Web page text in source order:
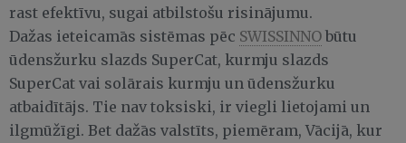
rast efektīvu, sugai atbilstošu risinājumu.
Dažas ieteicamās sistēmas pēc SWISSINNO būtu
ūdensžurku slazds SuperCat, kurmju slazds
SuperCat vai solārais kurmju un ūdensžurku
atbaidītājs. Tie nav toksiski, ir viegli lietojami un
ilgmūžīgi. Bet dažās valstīts, piemēram, Vācijā, kur